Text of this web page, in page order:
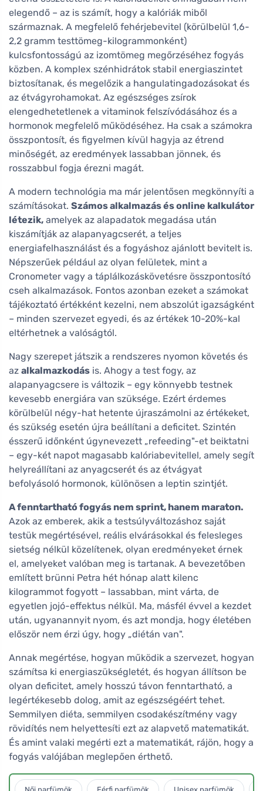
elegendő – az is számít, hogy a kalóriák miből
származnak. A megfelelő fehérjebevitel (körülbelül 1,6-
2,2 gramm testtömeg-kilogrammonként)
kulcsfontosságú az izomtömeg megőrzéséhez fogyás
közben. A komplex szénhidrátok stabil energiaszintet
biztosítanak, és megelőzik a hangulatingadozásokat és
az étvágyrohamokat. Az egészséges zsírok
elengedhetetlenek a vitaminok felszívódásához és a
hormonok megfelelő működéséhez. Ha csak a számokra
összpontosít, és figyelmen kívül hagyja az étrend
minőségét, az eredmények lassabban jönnek, és
rosszabbul fogja érezni magát.
A modern technológia ma már jelentősen megkönnyíti a
számításokat. Számos alkalmazás és online kalkulátor
létezik, amelyek az alapadatok megadása után
kiszámítják az alapanyagcserét, a teljes
energiafelhasználást és a fogyáshoz ajánlott bevitelt is.
Népszerűek például az olyan felületek, mint a
Cronometer vagy a táplálkozáskövetésre összpontosító
cseh alkalmazások. Fontos azonban ezeket a számokat
tájékoztató értékként kezelni, nem abszolút igazságként
– minden szervezet egyedi, és az értékek 10-20%-kal
eltérhetnek a valóságtól.
Nagy szerepet játszik a rendszeres nyomon követés és
az alkalmazkodás is. Ahogy a test fogy, az
alapanyagcsere is változik – egy könnyebb testnek
kevesebb energiára van szüksége. Ezért érdemes
körülbelül négy-hat hetente újraszámolni az értékeket,
és szükség esetén újra beállítani a deficitet. Szintén
ésszerű időnként úgynevezett „refeeding"-et beiktatni
– egy-két napot magasabb kalóriabevitellel, amely segít
helyreállítani az anyagcserét és az étvágyat
befolyásoló hormonok, különösen a leptin szintjét.
A fenntartható fogyás nem sprint, hanem maraton.
Azok az emberek, akik a testsúlyváltozáshoz saját
testük megértésével, reális elvárásokkal és felesleges
sietség nélkül közelítenek, olyan eredményeket érnek
el, amelyeket valóban meg is tartanak. A bevezetőben
említett brünni Petra hét hónap alatt kilenc
kilogrammot fogyott – lassabban, mint várta, de
egyetlen jojó-effektus nélkül. Ma, másfél évvel a kezdet
után, ugyanannyit nyom, és azt mondja, hogy életében
először nem érzi úgy, hogy „diétán van".
Annak megértése, hogyan működik a szervezet, hogyan
számítsa ki energiaszükségletét, és hogyan állítson be
olyan deficitet, amely hosszú távon fenntartható, a
legértékesebb dolog, amit az egészségéért tehet.
Semmilyen diéta, semmilyen csodakészítmény vagy
rövidítés nem helyettesíti ezt az alapvető matematikát.
És amint valaki megérti ezt a matematikát, rájön, hogy a
fogyás valójában meglepően érthető.